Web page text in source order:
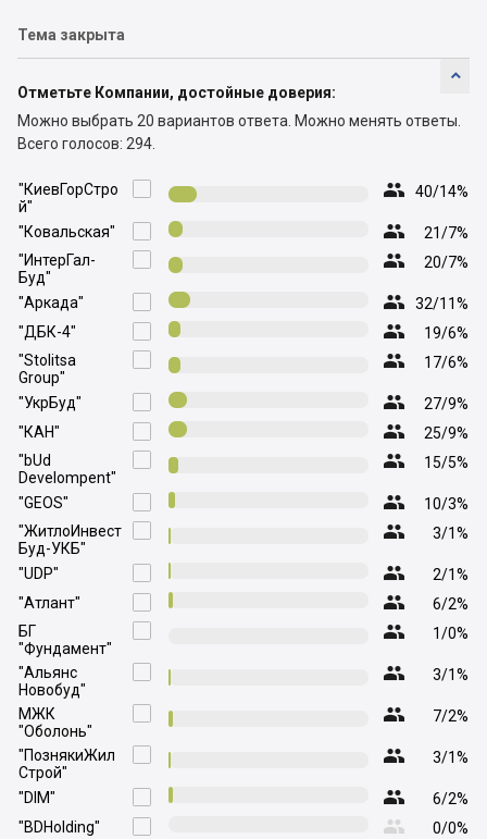
Тема закрыта

Отметьте Компании, достойные доверия:
Можно выбрать 20 вариантов ответа. Можно менять ответы.
Всего голосов: 294.

"КиевГорСтро
й"
 40/14%

"Ковальская"  21/7%

"ИнтерГал-
Буд"
 20/7%

"Аркада"  32/11%

"ДБК-4"  19/6%

"Stolitsa
Group"
 17/6%

"УкрБуд"  27/9%

"КАН"  25/9%

"bUd
Develompent"
 15/5%

"GEOS"  10/3%

"ЖитлоИнвест
Буд-УКБ"
 3/1%

"UDP"  2/1%

"Атлант"  6/2%

БГ
"Фундамент"
 1/0%

"Альянс
Новобуд"
 3/1%

МЖК
"Оболонь"
 7/2%

"ПознякиЖил
Строй"
 3/1%

"DIM"  6/2%

"BDHolding"  0/0%